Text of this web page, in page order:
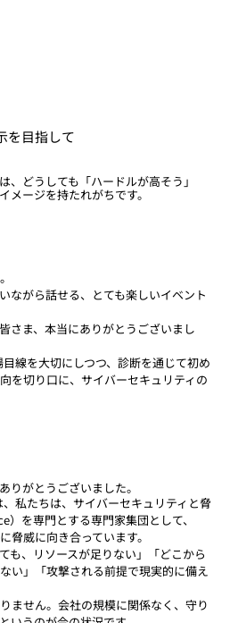
を目指して
、どうしても「ハードルが高そう」
メージを持たれがちです。
ながら話せる、とても楽しいイベント
さま、本当にありがとうございまし
線を大切にしつつ、診断を通じて初め
を切り口に、サイバーセキュリティの
りがとうございました。
私たちは、サイバーセキュリティと脅
を専門とする専門家集団として、
脅威に向き合っています。
も、リソースが足りない」「どこから
い」「攻撃される前提で現実的に備え
ません。会社の規模に関係なく、守り